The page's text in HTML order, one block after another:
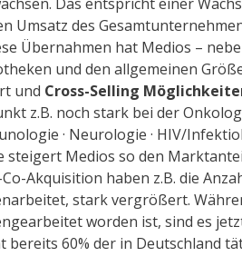
Umsatz des
Übernahmen hat Medios –
und den allgemeinen
und Cross-Selling
z.B. noch stark bei der
· Neurologie · HIV/
steigert Medios so den
Akquisition haben z.B. die
stark vergrößert.
worden ist, sind es
bereits 60% der in Deutschland